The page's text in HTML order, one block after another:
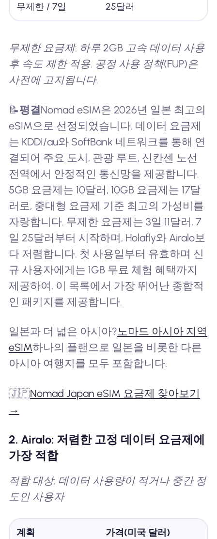
무제한 / 7일 25달러
무제한 요금제: 하루 2GB 고속 데이터 사용
후 속도 제한 적용. 공정 사용 정책(FUP)은
사전에 고지됩니다.
📝평결 Nomad eSIM은 2026년 일본 최고의
eSIM으로 선정되었습니다. 데이터 요금제
는 KDDI/au와 SoftBank 네트워크를 통해 연
결되어 주요 도시, 관광 루트, 신칸센 노선
전역에서 안정적인 통신망을 제공합니다.
5GB 요금제는 10달러, 10GB 요금제는 17달
러로, 중대형 요금제 기준 최고의 가성비를
자랑합니다. 무제한 요금제는 3일 11달러, 7
일 25달러부터 시작하며, Holafly와 Airalo보
다 저렴합니다. 첫 사용일부터 유효하며 신
규 사용자에게는 1GB 무료 체험 혜택까지
제공하여, 이 목록에서 가장 뛰어난 종합적
인 패키지를 제공합니다.
일본과 더 넓은 아시아?노마드 아시아 지역
eSIM하나의 플랜으로 일본을 비롯한 다른
아시아 여행지를 모두 포함합니다.
🇯🇵Nomad Japan eSIM 요금제 찾아보기
→
2. Airalo: 저렴한 고정 데이터 요금제에
가장 적합
적합 대상: 데이터 사용량이 적거나 중간 정
도인 사용자
계획 가격(미국 달러)